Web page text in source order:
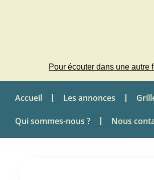
Pour écouter dans une autre
Accueil Les annonces
Qui sommes-nous ? Nous